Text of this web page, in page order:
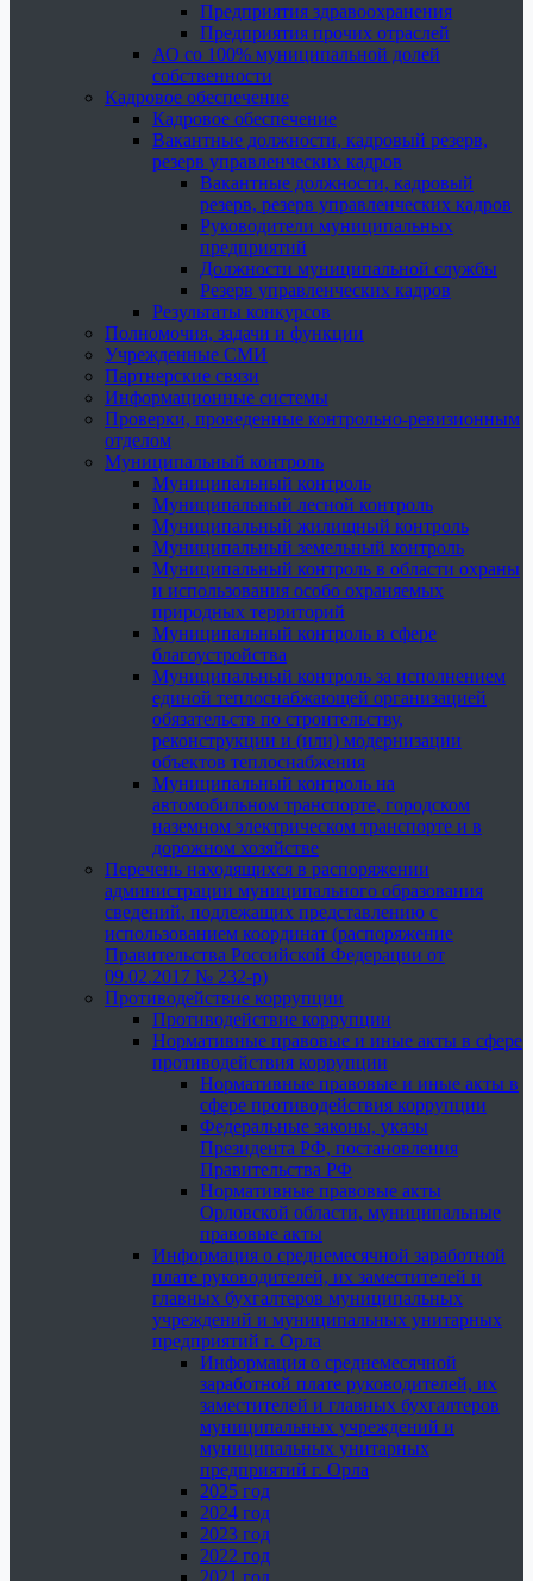
Предприятия здравоохранения
Предприятия прочих отраслей
АО со 100% муниципальной долей
собственности
Кадровое обеспечение
Кадровое обеспечение
Вакантные должности, кадровый резерв,
резерв управленческих кадров
Вакантные должности, кадровый
резерв, резерв управленческих кадров
Руководители муниципальных
предприятий
Должности муниципальной службы
Резерв управленческих кадров
Результаты конкурсов
Полномочия, задачи и функции
Учрежденные СМИ
Партнерские связи
Информационные системы
Проверки, проведенные контрольно-ревизионным
отделом
Муниципальный контроль
Муниципальный контроль
Муниципальный лесной контроль
Муниципальный жилищный контроль
Муниципальный земельный контроль
Муниципальный контроль в области охраны
и использования особо охраняемых
природных территорий
Муниципальный контроль в сфере
благоустройства
Муниципальный контроль за исполнением
единой теплоснабжающей организацией
обязательств по строительству,
реконструкции и (или) модернизации
объектов теплоснабжения
Муниципальный контроль на
автомобильном транспорте, городском
наземном электрическом транспорте и в
дорожном хозяйстве
Перечень находящихся в распоряжении
администрации муниципального образования
сведений, подлежащих представлению с
использованием координат (распоряжение
Правительства Российской Федерации от
09.02.2017 № 232-р)
Противодействие коррупции
Противодействие коррупции
Нормативные правовые и иные акты в сфере
противодействия коррупции
Нормативные правовые и иные акты в
сфере противодействия коррупции
Федеральные законы, указы
Президента РФ, постановления
Правительства РФ
Нормативные правовые акты
Орловской области, муниципальные
правовые акты
Информация о среднемесячной заработной
плате руководителей, их заместителей и
главных бухгалтеров муниципальных
учреждений и муниципальных унитарных
предприятий г. Орла
Информация о среднемесячной
заработной плате руководителей, их
заместителей и главных бухгалтеров
муниципальных учреждений и
муниципальных унитарных
предприятий г. Орла
2025 год
2024 год
2023 год
2022 год
2021 год